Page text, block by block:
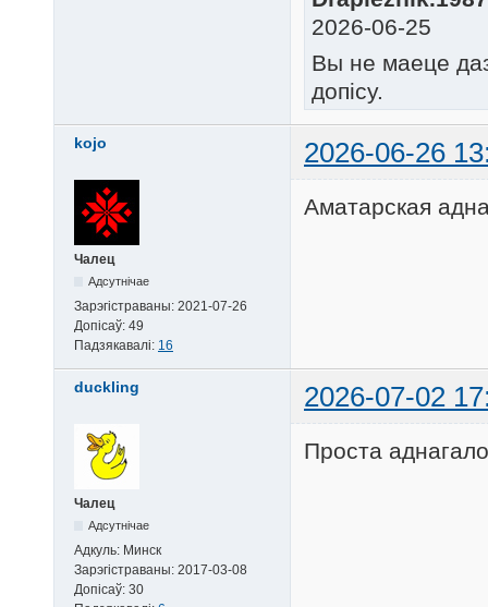
2026-06-25
Вы не маеце
допісу.
kojo 2026-06-26
Чалец
Адсутнічае
Зарэгістраваны: 2021-07-26
Допісаў: 49
Падзякавалі: 16
Аматарская
duckling 2026-07-02
Чалец
Адсутнічае
Адкуль: Минск
Зарэгістраваны: 2017-03-08
Допісаў: 30
Проста